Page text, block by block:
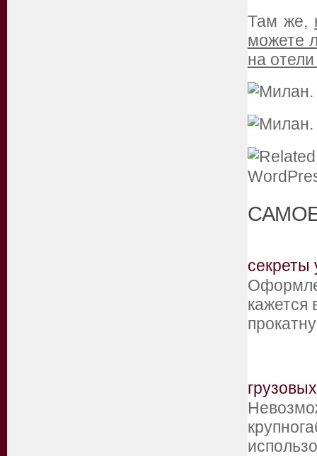
Там же,
можете
на
секреты
кажется